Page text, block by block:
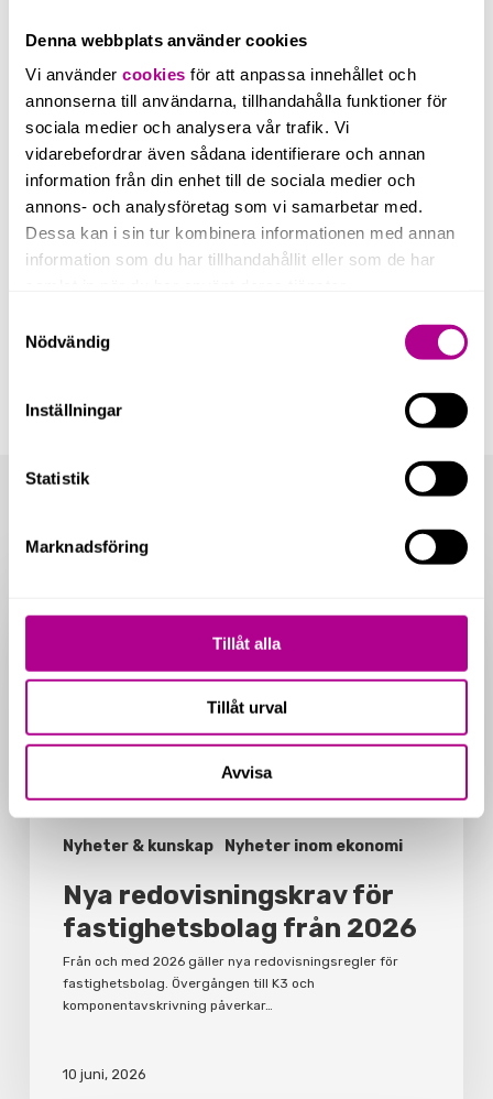
Denna webbplats använder cookies
Vi använder cookies för att anpassa innehållet och
annonserna till användarna, tillhandahålla funktioner för
sociala medier och analysera vår trafik. Vi
vidarebefordrar även sådana identifierare och annan
information från din enhet till de sociala medier och
annons- och analysföretag som vi samarbetar med.
Dessa kan i sin tur kombinera informationen med annan
information som du har tillhandahållit eller som de har
Nödvändig
Inställningar
Statistik
Marknadsföring
Tillåt alla
Tillåt urval
Avvisa
för aktierna i bolaget, redovisas som en
(9)Ett alternativ till likvidation av bolaget kan
vara en s.k.snabbavveckling. Detta innebär att
man i stället för att sätta bolaget i likvidation
säljer aktierna till någon vars verksamhet är att
starta och avveckla aktiebolag. Köparen ordnar
sedan med likvidationen.
Related Posts
Nyheter & kunskap Nyheter inom ekonomi
för
från
2026
Nya redovisningskrav för
fastighetsbolag från 2026
Från och med 2026 gäller nya redovisningsregler för
fastighetsbolag. Övergången till K3 och
komponentavskrivning påverkar…
10 juni, 2026